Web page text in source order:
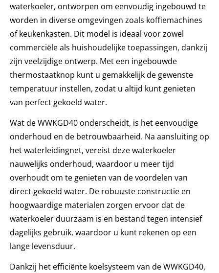
waterkoeler, ontworpen om eenvoudig ingebouwd te
worden in diverse omgevingen zoals koffiemachines
of keukenkasten. Dit model is ideaal voor zowel
commerciële als huishoudelijke toepassingen, dankzij
zijn veelzijdige ontwerp. Met een ingebouwde
thermostaatknop kunt u gemakkelijk de gewenste
temperatuur instellen, zodat u altijd kunt genieten
van perfect gekoeld water.
Wat de WWKGD40 onderscheidt, is het eenvoudige
onderhoud en de betrouwbaarheid. Na aansluiting op
het waterleidingnet, vereist deze waterkoeler
nauwelijks onderhoud, waardoor u meer tijd
overhoudt om te genieten van de voordelen van
direct gekoeld water. De robuuste constructie en
hoogwaardige materialen zorgen ervoor dat de
waterkoeler duurzaam is en bestand tegen intensief
dagelijks gebruik, waardoor u kunt rekenen op een
lange levensduur.
Dankzij het efficiënte koelsysteem van de WWKGD40,